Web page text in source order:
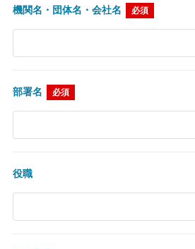
機関名・団体名・会社名 必須
部署名 必須
役職